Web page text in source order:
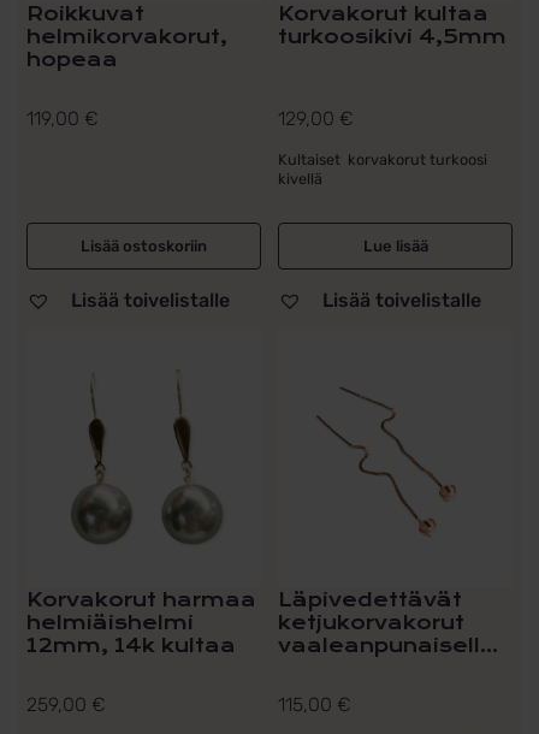
Roikkuvat
helmikorvakorut,
hopeaa
119,00 €
Lisää ostoskoriin
Lisää toivelistalle
Korvakorut kultaa
turkoosikivi 4,5mm
129,00 €
Kultaiset korvakorut turkoosi
kivellä
Lue lisää
Lisää toivelistalle
Korvakorut harmaa
helmiäishelmi
12mm, 14k kultaa
259,00 €
Läpivedettävät
ketjukorvakorut
vaaleanpunaisell...
115,00 €